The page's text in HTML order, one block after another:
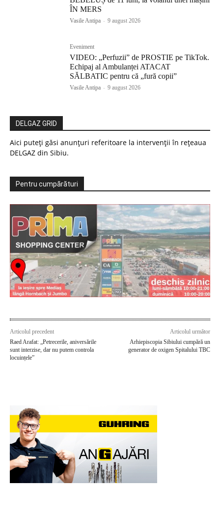
ÎN MERS
Vasile Antipa - 9 august 2026
Eveniment
VIDEO: „Perfuzii” de PROSTIE pe TikTok.
Echipaj al Ambulanței ATACAT
SĂLBATIC pentru că „fură copii”
Vasile Antipa - 9 august 2026
DELGAZ GRID
Aici puteți găsi anunțuri referitoare la intervenții în rețeaua
DELGAZ din Sibiu.
Pentru cumpărături
Articolul precedent
Raed Arafat: „Petrecerile, aniversările
sunt interzise, dar nu putem controla
locuințele”
Articolul următor
Arhiepiscopia Sibiului cumpără un
generator de oxigen Spitalului TBC